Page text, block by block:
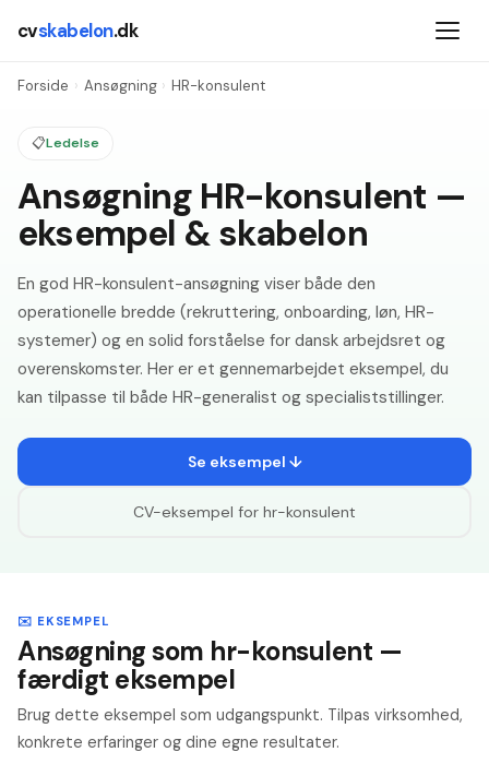
cvskabelon.dk
Forside › Ansøgning › HR-konsulent
📋Ledelse
Ansøgning HR-konsulent —
eksempel & skabelon
En god HR-konsulent-ansøgning viser både den
operationelle bredde (rekruttering, onboarding, løn, HR-
systemer) og en solid forståelse for dansk arbejdsret og
overenskomster. Her er et gennemarbejdet eksempel, du
kan tilpasse til både HR-generalist og specialiststillinger.
Se eksempel ↓
CV-eksempel for hr-konsulent
✉️ EKSEMPEL
Ansøgning som hr-konsulent —
færdigt eksempel
Brug dette eksempel som udgangspunkt. Tilpas virksomhed,
konkrete erfaringer og dine egne resultater.